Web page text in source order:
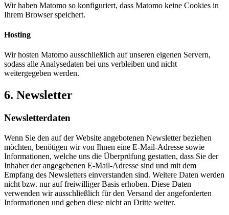
Wir haben Matomo so konfiguriert, dass Matomo keine Cookies in
Ihrem Browser speichert.
Hosting
Wir hosten Matomo ausschließlich auf unseren eigenen Servern,
sodass alle Analysedaten bei uns verbleiben und nicht
weitergegeben werden.
6. Newsletter
Newsletter­daten
Wenn Sie den auf der Website angebotenen Newsletter beziehen
möchten, benötigen wir von Ihnen eine E-Mail-Adresse sowie
Informationen, welche uns die Überprüfung gestatten, dass Sie der
Inhaber der angegebenen E-Mail-Adresse sind und mit dem
Empfang des Newsletters einverstanden sind. Weitere Daten werden
nicht bzw. nur auf freiwilliger Basis erhoben. Diese Daten
verwenden wir ausschließlich für den Versand der angeforderten
Informationen und geben diese nicht an Dritte weiter.